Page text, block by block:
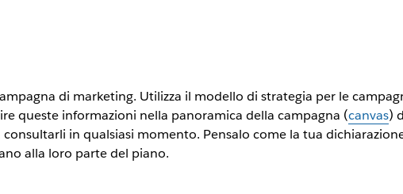
di marketing. Utilizza il modello di strategia per le
queste informazioni nella panoramica della campagna (canvas)
in qualsiasi momento. Pensalo come la tua
alla loro parte del piano.